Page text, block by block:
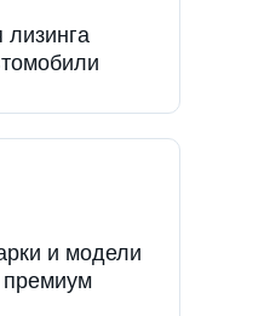
и модели
премиум